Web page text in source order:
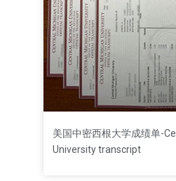
美国中密西根大学成绩单-
University transcript